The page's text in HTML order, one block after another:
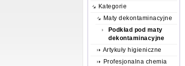
Kategorie
Maty dekontaminacyjne
Podkład pod maty
dekontaminacyjne
Artykuły higieniczne
Profesjonalna chemia